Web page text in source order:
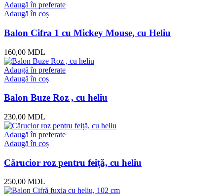
Adaugă în preferate
Adaugă în coș
Balon Cifra 1 cu Mickey Mouse, cu Heliu
160,00 MDL
Adaugă în preferate
Adaugă în coș
Balon Buze Roz , cu heliu
230,00 MDL
Adaugă în preferate
Adaugă în coș
Cărucior roz pentru feiță, cu heliu
250,00 MDL